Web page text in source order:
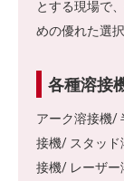
とする現場で
めの優れた選択
各種溶接
アーク溶接機/
接機/ スタッド
接機/ レーザー